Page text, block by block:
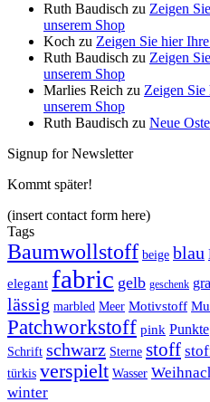
Ruth Baudisch zu Zeigen
unserem Shop
Koch zu Zeigen Sie hier
Ruth Baudisch zu Zeigen
unserem Shop
Marlies Reich zu Zeigen
unserem Shop
Ruth Baudisch zu Neue
Signup for Newsletter
Kommt später!
(insert contact form here)
Tags
Baumwollstoff beige blau
elegant fabric gelb geschenk
lässig marbled Meer Motivstoff
Patchworkstoff pink Punkte
Schrift schwarz Sterne stoff
türkis verspielt Wasser
winter